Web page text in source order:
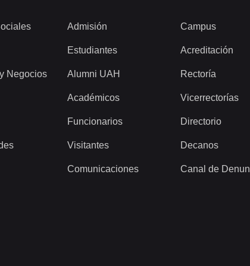
Negocios
Admisión
Estudiantes
Alumni UAH
Académicos
Funcionarios
Visitantes
Comunicaciones
Campus
Acreditación
Rectoría
Vicerrectorías
Directorio
Decanos
Canal de